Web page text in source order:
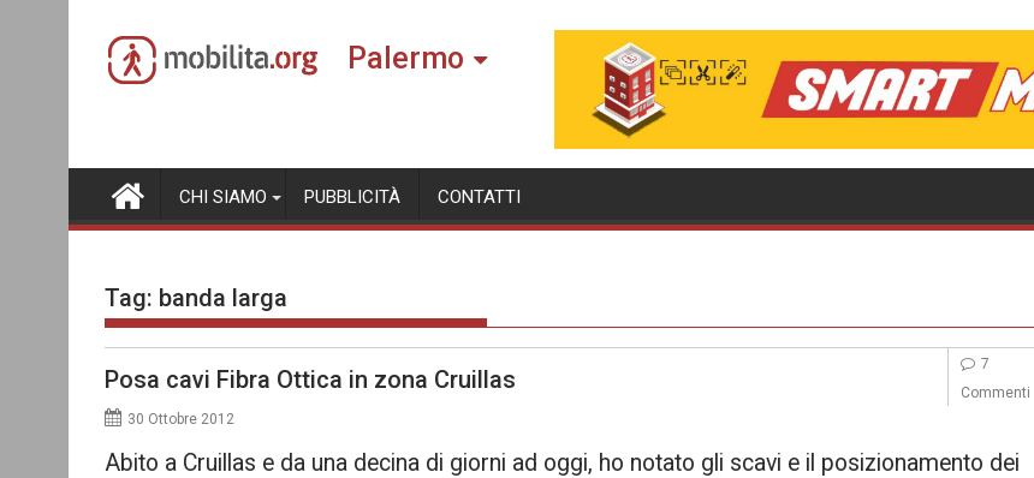
content
Palermo
CHI SIAMO PUBBLICITÀ CONTATTI
Tag: banda larga
Posa cavi Fibra Ottica in zona Cruillas
30 Ottobre 2012
Abito a Cruillas e da una decina di giorni ad oggi, ho notato gli scavi e il posizionamento dei
7
Commenti